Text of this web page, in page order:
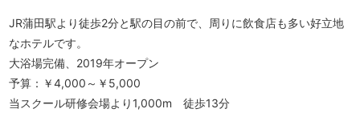
JR蒲田駅より徒歩2分と駅の目の前で、周りに飲食店も多い好立地
なホテルです。
大浴場完備、2019年オープン
予算：￥4,000～￥5,000
当スクール研修会場より1,000m 徒歩13分